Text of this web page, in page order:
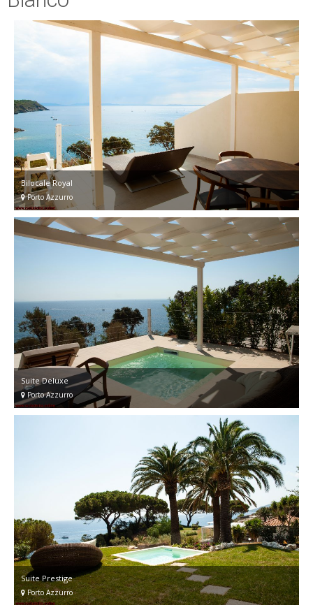
Bilocale Royal
Porto Azzurro
Suite Deluxe
Porto Azzurro
Suite Prestige
Porto Azzurro